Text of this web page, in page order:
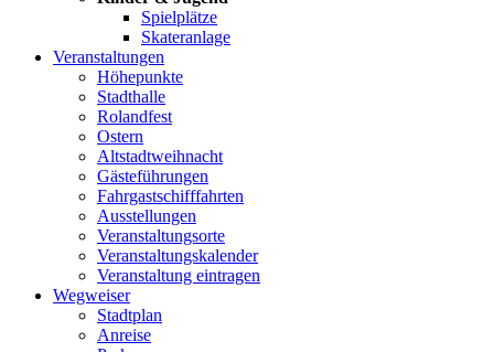
Spielplätze
Skateranlage
Veranstaltungen
Höhepunkte
Stadthalle
Rolandfest
Ostern
Altstadtweihnacht
Gästeführungen
Fahrgastschifffahrten
Ausstellungen
Veranstaltungsorte
Veranstaltungskalender
Veranstaltung eintragen
Wegweiser
Stadtplan
Anreise